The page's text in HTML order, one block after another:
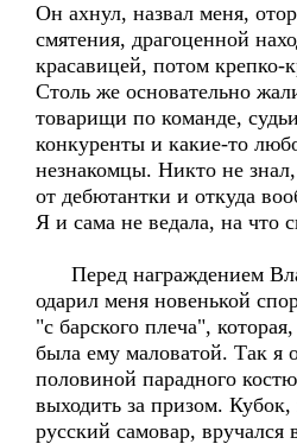
Он ахнул, назвал меня,
смятения, драгоценной
красавицей, потом крепко-
Столь же основательно
товарищи по команде,
конкуренты и какие-то
незнакомцы. Никто не
от дебютантки и откуда
Я и сама не ведала, на что
Перед награждением
одарил меня новенькой
"с барского плеча",
была ему маловатой. Так я
половиной парадного
выходить за призом.
русский самовар, вручался